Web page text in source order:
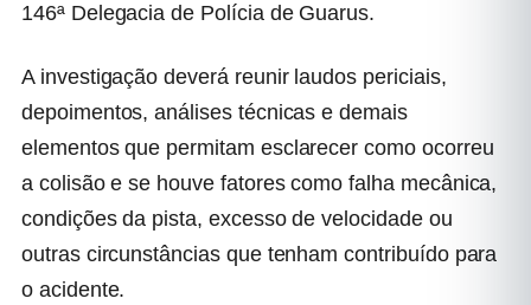
146ª Delegacia de Polícia de Guarus.
A investigação deverá reunir laudos periciais,
depoimentos, análises técnicas e demais
elementos que permitam esclarecer como ocorreu
a colisão e se houve fatores como falha mecânica,
condições da pista, excesso de velocidade ou
outras circunstâncias que tenham contribuído para
o acidente.